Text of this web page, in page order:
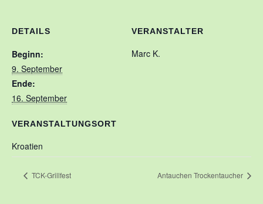
Ausbildung
DETAILS
Beginn:
9. September
Ende:
16. September
VERANSTALTUNGSORT
Kroatien
VERANSTALTER
Marc K.
TCK-Grillfest Antauchen Trockentaucher